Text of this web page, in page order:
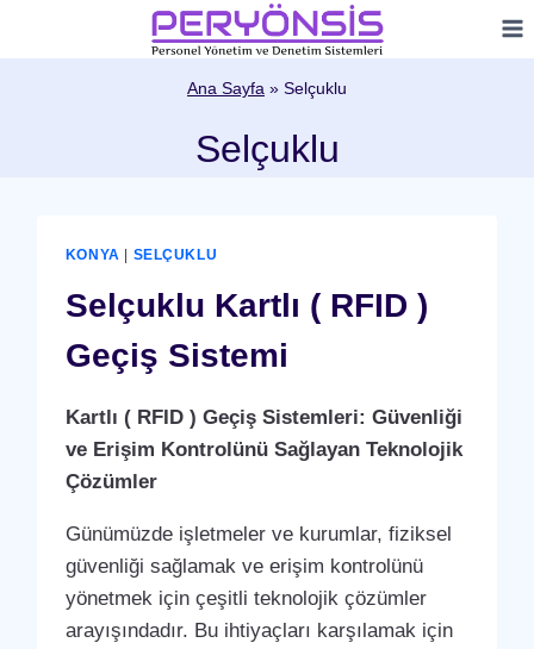
Ana Sayfa » Selçuklu
Selçuklu
KONYA | SELÇUKLU
Selçuklu Kartlı ( RFID )
Geçiş Sistemi
Kartlı ( RFID ) Geçiş Sistemleri: Güvenliği
ve Erişim Kontrolünü Sağlayan Teknolojik
Çözümler
Günümüzde işletmeler ve kurumlar, fiziksel
güvenliği sağlamak ve erişim kontrolünü
yönetmek için çeşitli teknolojik çözümler
arayışındadır. Bu ihtiyaçları karşılamak için